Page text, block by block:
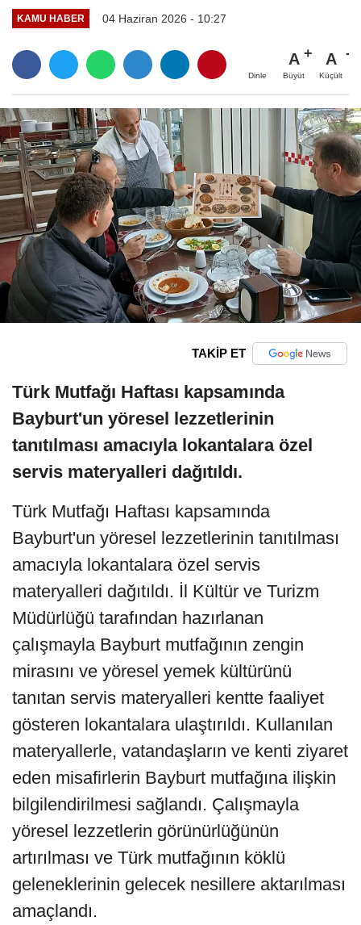
KAMU HABER 04 Haziran 2026 - 10:27
Dinle
A
Büyüt
A
Küçült
TAKİP ET
Türk Mutfağı Haftası kapsamında
Bayburt'un yöresel lezzetlerinin
tanıtılması amacıyla lokantalara özel
servis materyalleri dağıtıldı.
Türk Mutfağı Haftası kapsamında
Bayburt'un yöresel lezzetlerinin tanıtılması
amacıyla lokantalara özel servis
materyalleri dağıtıldı. İl Kültür ve Turizm
Müdürlüğü tarafından hazırlanan
çalışmayla Bayburt mutfağının zengin
mirasını ve yöresel yemek kültürünü
tanıtan servis materyalleri kentte faaliyet
gösteren lokantalara ulaştırıldı. Kullanılan
materyallerle, vatandaşların ve kenti ziyaret
eden misafirlerin Bayburt mutfağına ilişkin
bilgilendirilmesi sağlandı. Çalışmayla
yöresel lezzetlerin görünürlüğünün
artırılması ve Türk mutfağının köklü
geleneklerinin gelecek nesillere aktarılması
amaçlandı.